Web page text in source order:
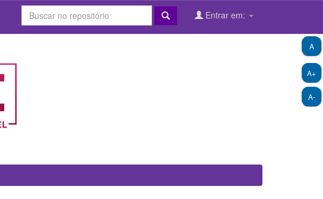
Entrar em:
A+
A-
A